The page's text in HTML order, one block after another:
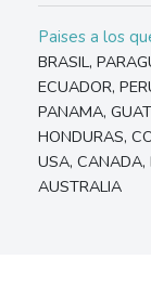
Paises a los
BRASIL,
ECUADOR,
PANAMA,
HONDURAS,
USA, CANADA,
AUSTRALIA